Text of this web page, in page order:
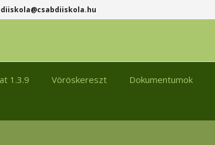
1.3.9 Vöröskereszt Dokumentumok